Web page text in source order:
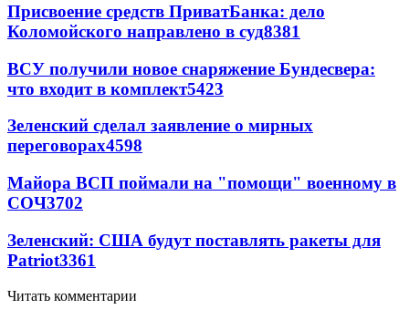
Присвоение средств ПриватБанка: дело
Коломойского направлено в суд8381
ВСУ получили новое снаряжение Бундесвера:
что входит в комплект5423
Зеленский сделал заявление о мирных
переговорах4598
Майора ВСП поймали на "помощи" военному в
СОЧ3702
Зеленский: США будут поставлять ракеты для
Patriot3361
Читать комментарии